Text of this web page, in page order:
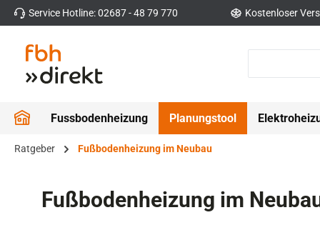
Hauptinhalt springen
Zur Suche springen
Zur Hauptnavigation springen
Service Hotline: 02687 - 48 79 770 Kostenloser
Fussbodenheizung Planungstool
Ratgeber Fußbodenheizung im Neubau
Fußbodenheizung im